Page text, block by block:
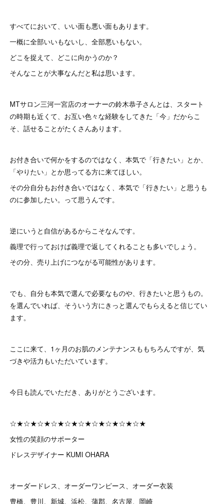
すべてにおいて、いい面も悪い面もあります。
一概に全部いいもないし、全部悪いもない。
どこを捉えて、どこに向かうのか？
そんなことが大事なんだと私は思います。
MTサロン三河一宮店のオーナーの鈴木恭子さんとは、スタート
の時期も近くて、お互い色々な経験をしてきた「今」だからこ
そ、話せることがたくさんあります。
お付き合いで何かをするのではなく、本気で「行きたい」とか、
「やりたい」とか思ってる方に来てほしい。
その分自分もお付き合いではなく、本気で「行きたい」と思うも
のに参加したい。って思うんです。
逆にいうと自信があるからこそなんです。
義理で行っておけば義理で返してくれることも多いでしょう。
その分、売り上げにつながる可能性があります。
でも、自分も本気で選んで必要なものや、行きたいと思うもの。
を選んでいれば、そういう方にきっと選んでもらえると信じてい
ます。
ここに来て、1ヶ月のお肌のメンテナンスももちろんですが、気
づきや活力もいただいています。
今日も読んでいただき、ありがとうございます。
☆★☆★☆★☆★☆★☆★☆★☆★☆★☆★
女性の笑顔のサポーター
ドレスデザイナー KUMI OHARA
オーダードレス、オーダーワンピース、オーダー衣装
豊橋、豊川、新城、浜松、蒲郡、名古屋、岡崎